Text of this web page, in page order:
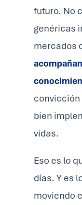
futuro. No
genéricas
mercados
convicción
bien
vidas.
Eso es lo
días. Y es
moviendo